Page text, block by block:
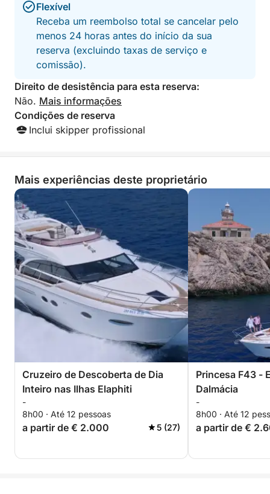
Flexível
Receba um reembolso total se cancelar pelo
menos 24 horas antes do início da sua
reserva (excluindo taxas de serviço e
comissão).
Direito de desistência para esta reserva:
Não. Mais informações
Condições de reserva
Inclui skipper profissional
Mais experiências deste proprietário
Cruzeiro de Descoberta de Dia
Inteiro nas Ilhas Elaphiti
-
8h00 · Até 12 pessoas
a partir de € 2.000 5 (27)
Princesa F43 -
Dalmácia
-
8h00 · Até 12
a partir de €